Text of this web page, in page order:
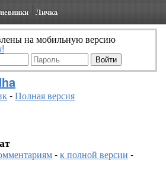
Личка
на мобильную версию
-Полная версия
-к полной версии -